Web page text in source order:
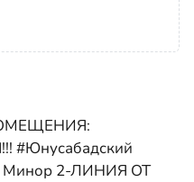
Минор 2-ЛИНИЯ ОТ